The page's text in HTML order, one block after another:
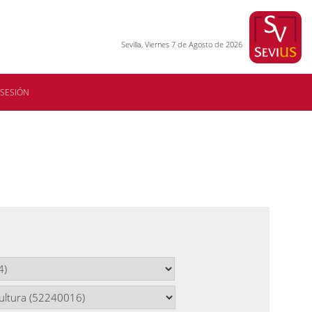
Sevilla, Viernes 7 de Agosto de 2026